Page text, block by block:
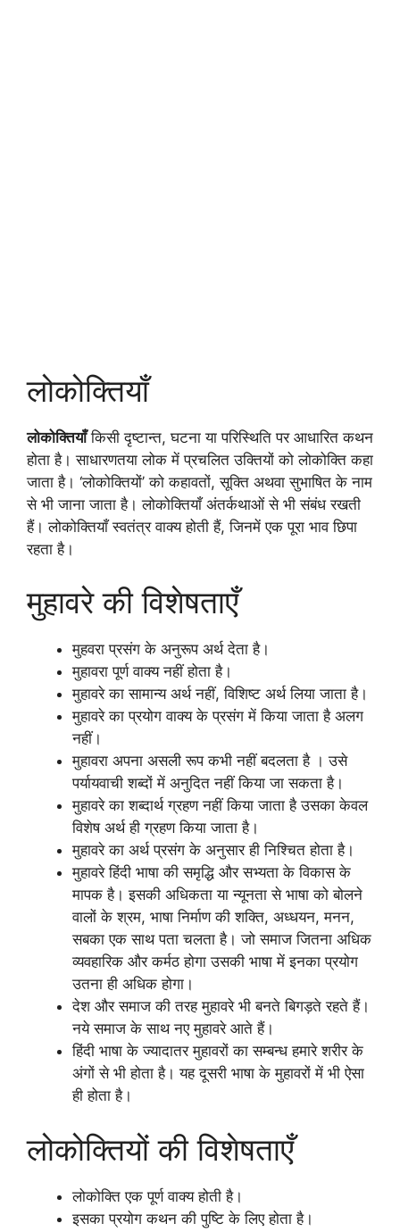
लोकोक्तियाँ
लोकोक्तियाँकिसी दृष्टान्त, घटना या परिस्थिति पर आधारित कथन
होता है। साधारणतया लोक में प्रचलित उक्तियों को लोकोक्ति कहा
जाता है। ‘लोकोक्तियों’ को कहावतों, सूक्ति अथवा सुभाषित के नाम
से भी जाना जाता है। लोकोक्तियाँ अंतर्कथाओं से भी संबंध रखती
हैं। लोकोक्तियाँ स्वतंत्र वाक्य होती हैं, जिनमें एक पूरा भाव छिपा
रहता है।
मुहावरे की विशेषताएँ
मुहवरा प्रसंग के अनुरूप अर्थ देता है।
मुहावरा पूर्ण वाक्य नहीं होता है।
मुहावरे का सामान्य अर्थ नहीं, विशिष्ट अर्थ लिया जाता है।
मुहावरे का प्रयोग वाक्य के प्रसंग में किया जाता है अलग
नहीं।
मुहावरा अपना असली रूप कभी नहीं बदलता है । उसे
पर्यायवाची शब्दों में अनुदित नहीं किया जा सकता है।
मुहावरे का शब्दार्थ ग्रहण नहीं किया जाता है उसका केवल
विशेष अर्थ ही ग्रहण किया जाता है।
मुहावरे का अर्थ प्रसंग के अनुसार ही निश्चित होता है।
मुहावरे हिंदी भाषा की समृद्धि और सभ्यता के विकास के
मापक है। इसकी अधिकता या न्यूनता से भाषा को बोलने
वालों के श्रम, भाषा निर्माण की शक्ति, अध्धयन, मनन,
सबका एक साथ पता चलता है। जो समाज जितना अधिक
व्यवहारिक और कर्मठ होगा उसकी भाषा में इनका प्रयोग
उतना ही अधिक होगा।
देश और समाज की तरह मुहावरे भी बनते बिगड़ते रहते हैं।
नये समाज के साथ नए मुहावरे आते हैं।
हिंदी भाषा के ज्यादातर मुहावरों का सम्बन्ध हमारे शरीर के
अंगों से भी होता है। यह दूसरी भाषा के मुहावरों में भी ऐसा
ही होता है।
लोकोक्तियों की विशेषताएँ
लोकोक्ति एक पूर्ण वाक्य होती है।
इसका प्रयोग कथन की पुष्टि के लिए होता है।